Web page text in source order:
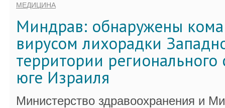
МЕДИЦИНА
Миндрав: обнаружены
вирусом лихорадки
территории регионального
юге Израиля
Министерство здравоохранения и